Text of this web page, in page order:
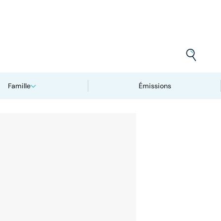
Famille Émissions